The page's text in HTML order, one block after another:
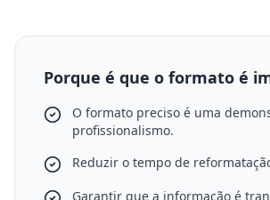
Porque é que o formato é
O formato preciso é uma
profissionalismo.
Reduzir o tempo de
Garantir que a informação é